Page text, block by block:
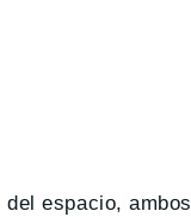
espacio,